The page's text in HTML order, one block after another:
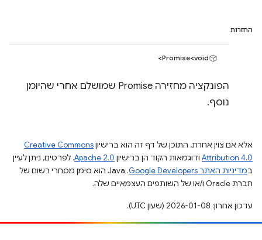
החזרות
Promise<void>
הפונקציה מחזירה Promise שמושלם אחרי שהיומן
נוסף.
אלא אם צוין אחרת, התוכן של דף זה הוא ברישיוןCreative Commons
Attribution 4.0 ודוגמאות הקוד הן ברישיון Apache 2.0. לפרטים, ניתן לעיין
במדיניות האתר Google Developers‏
.‏ Java הוא סימן מסחרי רשום של
חברת Oracle ו/או של השותפים העצמאיים שלה.
עדכון אחרון: 2026-01-08 (שעון UTC).